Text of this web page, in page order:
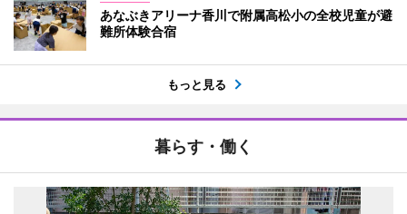
あなぶきアリーナ香川で附属高松小の全校児童が避
難所体験合宿
もっと見る
暮らす・働く